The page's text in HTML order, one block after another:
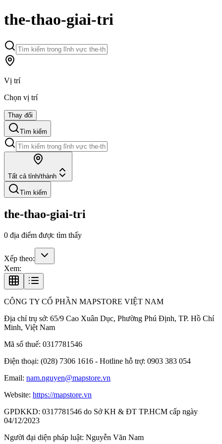
the-thao-giai-tri
Vị trí
Chọn vị trí
Thay đổi
Tìm kiếm
Tất cả tỉnh/thành
Tìm kiếm
the-thao-giai-tri
0 địa điểm được tìm thấy
Xếp theo:
Xem:
CÔNG TY CỔ PHẦN MAPSTORE VIỆT NAM
Địa chỉ trụ sở: 65/9 Cao Xuân Dục, Phường Phú Định, TP. Hồ Chí
Minh, Việt Nam
Mã số thuế: 0317781546
Điện thoại: (028) 7306 1616 - Hotline hỗ trợ: 0903 383 054
Email: nam.nguyen@mapstore.vn
Website: https://mapstore.vn
GPDKKD: 0317781546 do Sở KH & ĐT TP.HCM cấp ngày
04/12/2023
Người đại diện pháp luật: Nguyễn Văn Nam